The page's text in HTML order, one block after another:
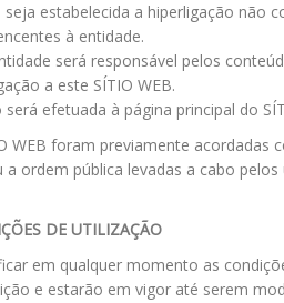
seja estabelecida a hiperligação
à entidade.
será responsável pelos
a este SÍTIO WEB.
efetuada à página principal do
WEB foram previamente
ordem pública levadas a cabo
DE UTILIZAÇÃO
em qualquer momento as
e estarão em vigor até serem